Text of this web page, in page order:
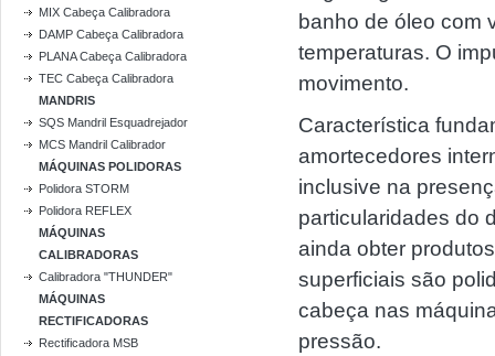
MIX Cabeça Calibradora
DAMP Cabeça Calibradora
PLANA Cabeça Calibradora
TEC Cabeça Calibradora
MANDRIS
SQS Mandril Esquadrejador
MCS Mandril Calibrador
MÁQUINAS POLIDORAS
Polidora STORM
Polidora REFLEX
MÁQUINAS
CALIBRADORAS
Calibradora "THUNDER"
MÁQUINAS
RECTIFICADORAS
Rectificadora MSB
banho de óleo com
temperaturas. O
movimento.
Característica
amortecedores
inclusive na
particularidades do
ainda obter
superficiais são
cabeça nas
pressão.